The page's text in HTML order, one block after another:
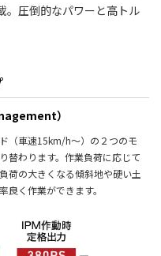
。圧倒的なパワーと高トル
）
（車速15km/h～）の２つのモ
替わります。作業負荷に応じて
荷の大きくなる傾斜地や硬い土
良く作業ができます。